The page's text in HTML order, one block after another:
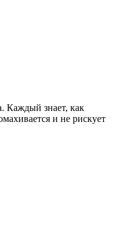
Каждый знает, как
и не рискует